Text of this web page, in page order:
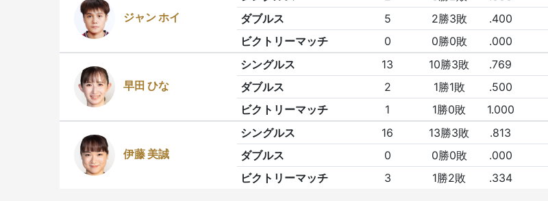
ジャン ホイ
ダブルス
5 2勝3敗 .400
ビクトリーマッチ
0 0勝0敗 .000
早田 ひな
シングルス 13 10勝3敗 .769
ダブルス
2 1勝1敗 .500
ビクトリーマッチ
1 1勝0敗 1.000
伊藤 美誠
シングルス 16 13勝3敗 .813
ダブルス
0 0勝0敗 .000
ビクトリーマッチ
3 1勝2敗 .334